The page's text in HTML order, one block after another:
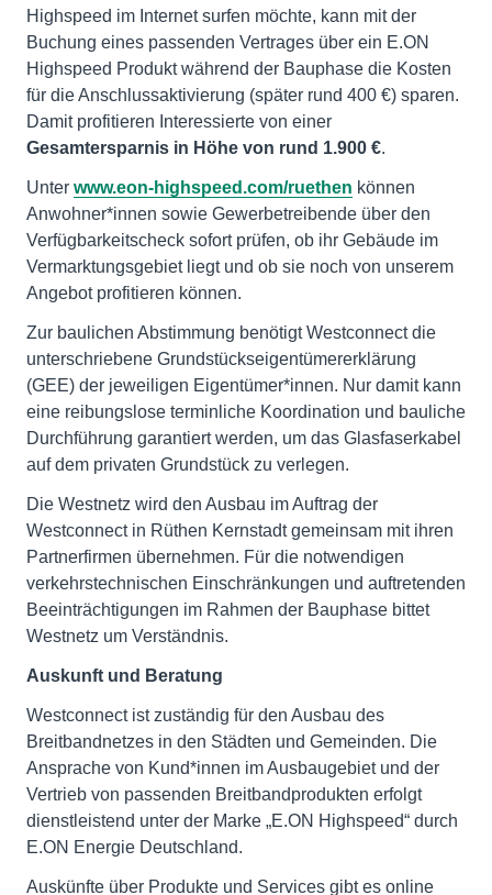
Highspeed im Internet surfen möchte, kann mit der
Buchung eines passenden Vertrages über ein E.ON
Highspeed Produkt während der Bauphase die Kosten
für die Anschlussaktivierung (später rund 400 €) sparen.
Damit profitieren Interessierte von einer
Gesamtersparnis in Höhe von rund 1.900 €.
Unter www.eon-highspeed.com/ruethen können
Anwohner*innen sowie Gewerbetreibende über den
Verfügbarkeitscheck sofort prüfen, ob ihr Gebäude im
Vermarktungsgebiet liegt und ob sie noch von unserem
Angebot profitieren können.
Zur baulichen Abstimmung benötigt Westconnect die
unterschriebene Grundstückseigentümererklärung
(GEE) der jeweiligen Eigentümer*innen. Nur damit kann
eine reibungslose terminliche Koordination und bauliche
Durchführung garantiert werden, um das Glasfaserkabel
auf dem privaten Grundstück zu verlegen.
Die Westnetz wird den Ausbau im Auftrag der
Westconnect in Rüthen Kernstadt gemeinsam mit ihren
Partnerfirmen übernehmen. Für die notwendigen
verkehrstechnischen Einschränkungen und auftretenden
Beeinträchtigungen im Rahmen der Bauphase bittet
Westnetz um Verständnis.
Auskunft und Beratung
Westconnect ist zuständig für den Ausbau des
Breitbandnetzes in den Städten und Gemeinden. Die
Ansprache von Kund*innen im Ausbaugebiet und der
Vertrieb von passenden Breitbandprodukten erfolgt
dienstleistend unter der Marke „E.ON Highspeed“ durch
E.ON Energie Deutschland.
Auskünfte über Produkte und Services gibt es online